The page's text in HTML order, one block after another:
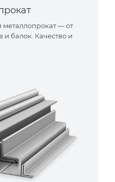
— от
и балок. Качество и